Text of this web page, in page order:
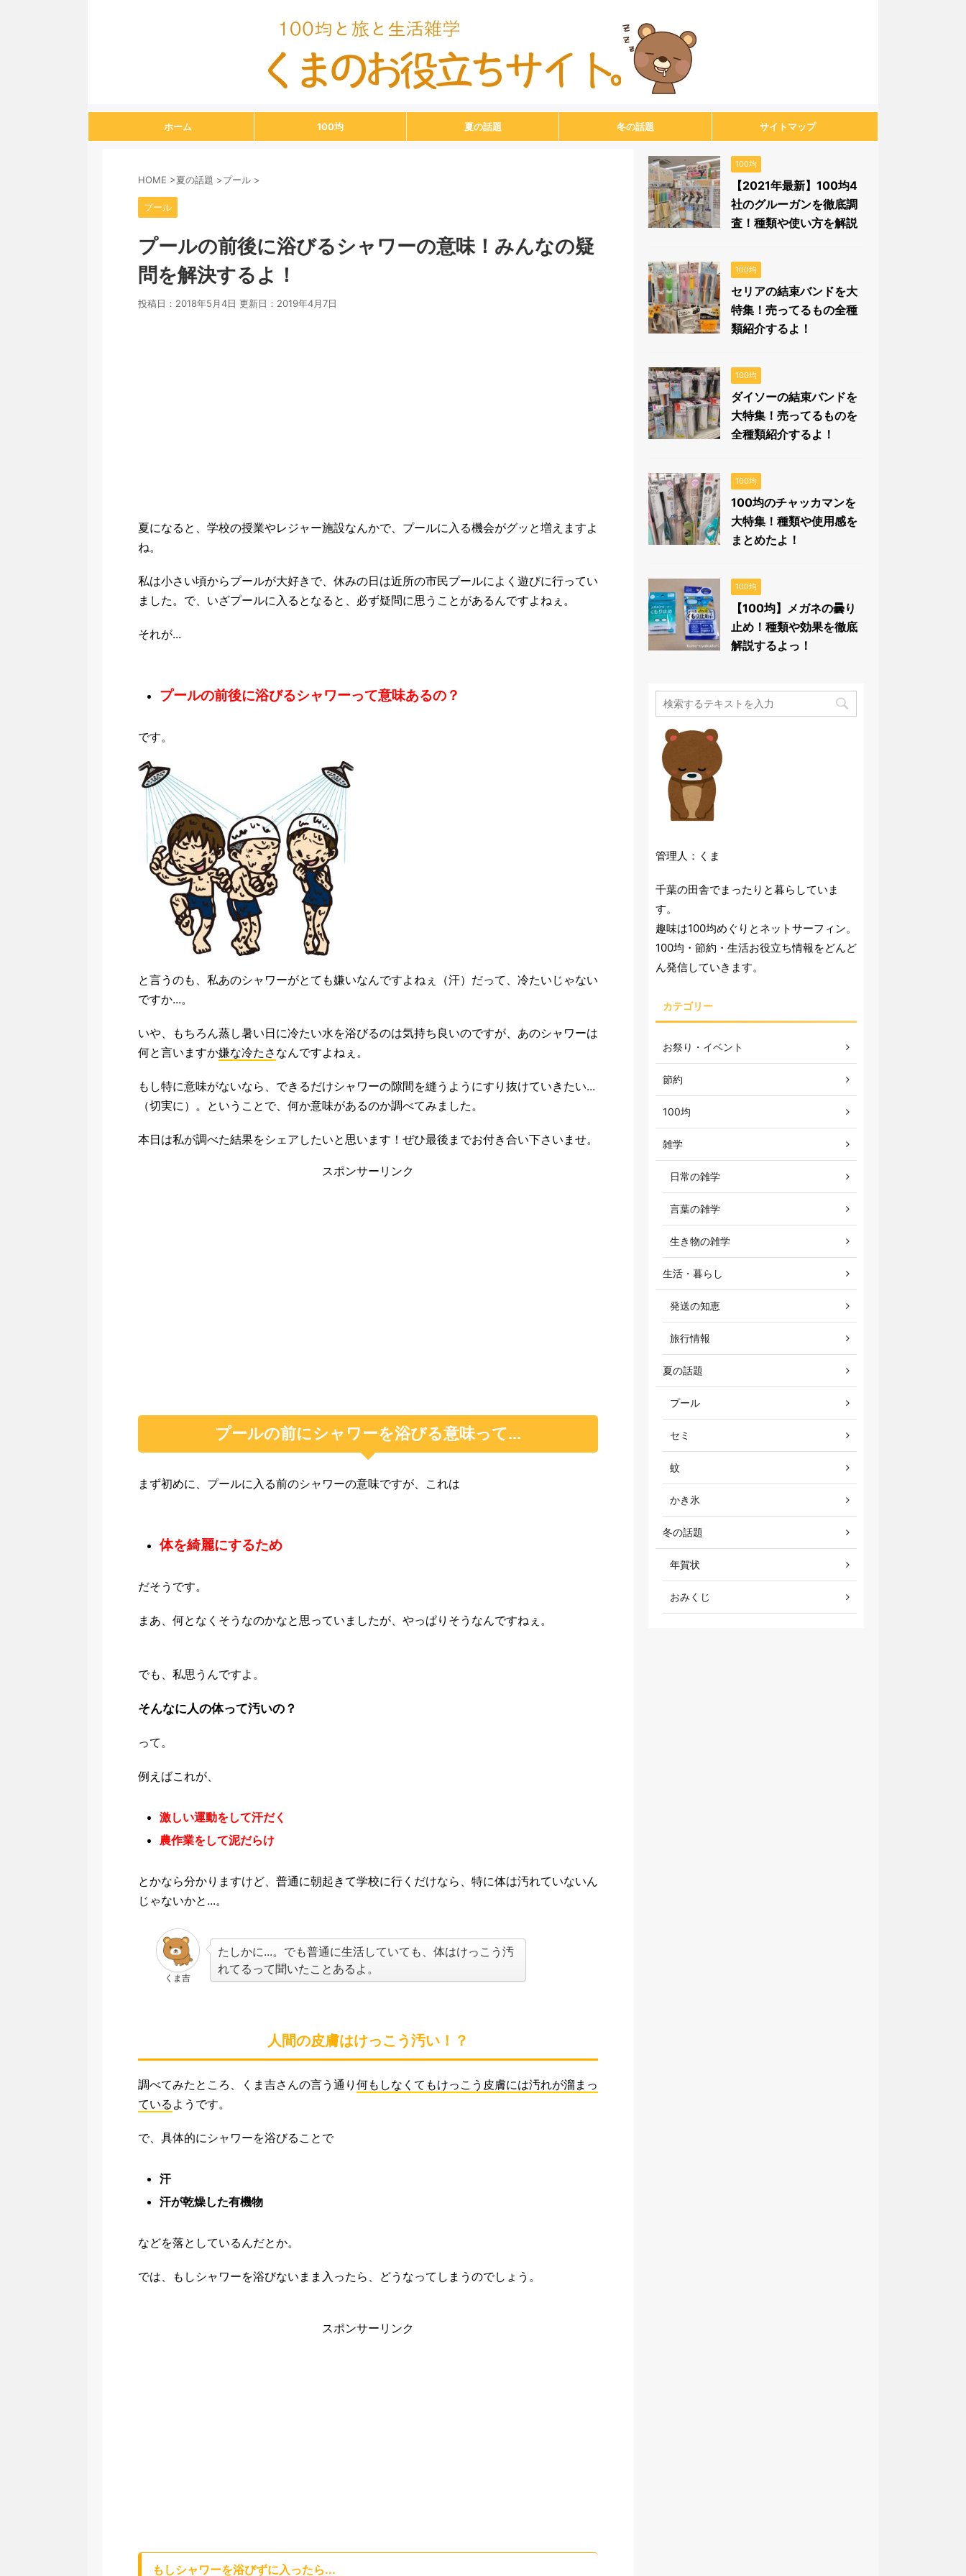
ホーム 100均 夏の話題 冬の話題 サイトマップ
HOME >夏の話題 >プール >
プール
プールの前後に浴びるシャワーの意味！みんなの疑
問を解決するよ！
投稿日：2018年5月4日 更新日： 2019年4月7日
夏になると、学校の授業やレジャー施設なんかで、プールに入る機会がグッと増えますよ
ね。
私は小さい頃からプールが大好きで、休みの日は近所の市民プールによく遊びに行ってい
ました。で、いざプールに入るとなると、必ず疑問に思うことがあるんですよねぇ。
それが...
プールの前後に浴びるシャワーって意味あるの？
です。
と言うのも、私あのシャワーがとても嫌いなんですよねぇ（汗）だって、冷たいじゃない
ですか...。
いや、もちろん蒸し暑い日に冷たい水を浴びるのは気持ち良いのですが、あのシャワーは
何と言いますか嫌な冷たさ なんですよねぇ。
もし特に意味がないなら、できるだけシャワーの隙間を縫うようにすり抜けていきたい...
（切実に）。ということで、何か意味があるのか調べてみました。
本日は私が調べた結果をシェアしたいと思います！ぜひ最後までお付き合い下さいませ。
スポンサーリンク
プールの前にシャワーを浴びる意味って...
まず初めに、プールに入る前のシャワーの意味ですが、これは
体を綺麗にするため
だそうです。
まあ、何となくそうなのかなと思っていましたが、やっぱりそうなんですねぇ。
でも、私思うんですよ。
そんなに人の体って汚いの？
って。
例えばこれが、
激しい運動をして汗だく
農作業をして泥だらけ
とかなら分かりますけど、普通に朝起きて学校に行くだけなら、特に体は汚れていないん
じゃないかと...。
くま吉
たしかに...。でも普通に生活していても、体はけっこう汚
れてるって聞いたことあるよ。
人間の皮膚はけっこう汚い！？
調べてみたところ、くま吉さんの言う通り 何もしなくてもけっこう皮膚には汚れが溜まっ
ている ようです。
で、具体的にシャワーを浴びることで
汗
汗が乾燥した有機物
などを落としているんだとか。
では、もしシャワーを浴びないまま入ったら、どうなってしまうのでしょう。
スポンサーリンク
もしシャワーを浴びずに入ったら...
100均
【2021年最新】100均4
社のグルーガンを徹底調
査！種類や使い方を解説
100均
セリアの結束バンドを大
特集！売ってるもの全種
類紹介するよ！
100均
ダイソーの結束バンドを
大特集！売ってるものを
全種類紹介するよ！
100均
100均のチャッカマンを
大特集！種類や使用感を
まとめたよ！
100均
【100均】メガネの曇り
止め！種類や効果を徹底
解説するよっ！
管理人：くま
千葉の田舎でまったりと暮らしていま
す。
趣味は100均めぐりとネットサーフィン。
100均・節約・生活お役立ち情報をどんど
ん発信していきます。
カテゴリー
お祭り・イベント
節約
100均
雑学
日常の雑学
言葉の雑学
生き物の雑学
生活・暮らし
発送の知恵
旅行情報
夏の話題
プール
セミ
蚊
かき氷
冬の話題
年賀状
おみくじ